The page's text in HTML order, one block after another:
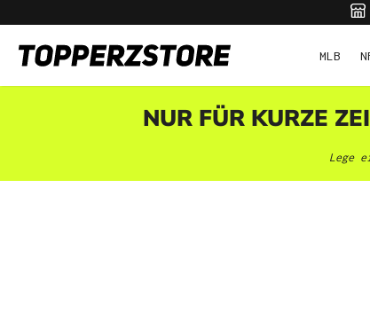
MLB
NUR FÜR KURZE
Lege